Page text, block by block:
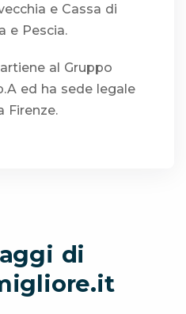
e Cassa di
e Pescia.
al Gruppo
ed ha sede legale
Firenze.
di